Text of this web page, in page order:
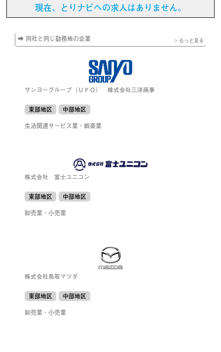
現在、とりナビへの求人はありません。
➡ 同社と同じ勤務地の企業 > もっと見る
サンヨーグループ（ＵＦＯ） 株式会社三洋商事
東部地区
中部地区
生活関連サービス業・娯楽業
株式会社 富士ユニコン
東部地区
中部地区
卸売業・小売業
株式会社鳥取マツダ
東部地区
中部地区
卸売業・小売業